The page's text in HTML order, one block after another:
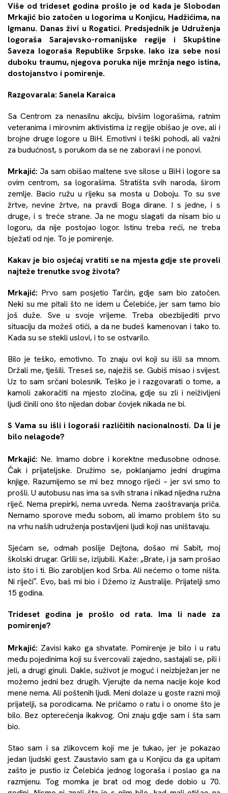
Više od trideset godina prošlo je od kada je Slobodan
Mrkajić bio zatočen u logorima u Konjicu, Hadžićima, na
Igmanu. Danas živi u Rogatici. Predsjednik je Udruženja
logoraša Sarajevsko-romanijske regije i Skupštine
Saveza logoraša Republike Srpske. Iako iza sebe nosi
duboku traumu, njegova poruka nije mržnja nego istina,
dostojanstvo i pomirenje.
Razgovarala: Sanela Karaica
Sa Centrom za nenasilnu akciju, bivšim logorašima, ratnim
veteranima i mirovnim aktivistima iz regije obišao je ove, ali i
brojne druge logore u BiH. Emotivni i teški pohodi, ali važni
za budućnost, s porukom da se ne zaboravi i ne ponovi.
Mrkajić:Ja sam obišao maltene sve silose u BiH i logore sa
ovim centrom, sa logorašima. Stratišta svih naroda, širom
zemlje. Bacio ružu u rijeku sa mosta u Doboju. To su sve
žrtve, nevine žrtve, na pravdi Boga dirane. I s jedne, i s
druge, i s treće strane. Ja ne mogu slagati da nisam bio u
logoru, da nije postojao logor. Istinu treba reći, ne treba
bježati od nje. To je pomirenje.
Kakav je bio osjećaj vratiti se na mjesta gdje ste proveli
najteže trenutke svog života?
Mrkajić: Prvo sam posjetio Tarčin, gdje sam bio zatočen.
Neki su me pitali što ne idem u Čelebiće, jer sam tamo bio
još duže. Sve u svoje vrijeme. Treba obezbijediti prvo
situaciju da možeš otići, a da ne budeš kamenovan i tako to.
Kada su se stekli uslovi, i to se ostvarilo.
Bilo je teško, emotivno. To znaju ovi koji su išli sa mnom.
Držali me, tješili. Treseš se, naježiš se. Gubiš misao i svijest.
Uz to sam srčani bolesnik. Teško je i razgovarati o tome, a
kamoli zakoračiti na mjesto zločina, gdje su zli i neiživljeni
ljudi činili ono što nijedan dobar čovjek nikada ne bi.
S Vama su išli i logoraši različitih nacionalnosti. Da li je
bilo nelagode?
Mrkajić: Ne. Imamo dobre i korektne međusobne odnose.
Čak i prijateljske. Družimo se, poklanjamo jedni drugima
knjige. Razumijemo se mi bez mnogo riječi – jer svi smo to
prošli. U autobusu nas ima sa svih strana i nikad nijedna ružna
riječ. Nema prepirki, nema uvreda. Nema zaoštravanja priča.
Nemamo sporove među sobom, ali imamo problem što su
na vrhu naših udruženja postavljeni ljudi koji nas uništavaju.
Sjećam se, odmah poslije Dejtona, došao mi Sabit, moj
školski drugar. Grlili se, izljubili. Kaže: „Brate, i ja sam prošao
isto što i ti. Bio zarobljen kod Srba. Ali nećemo o tome ništa.
Ni riječiˮ. Evo, baš mi bio i Džemo iz Australije. Prijatelji smo
15 godina.
Trideset godina je prošlo od rata. Ima li nade za
pomirenje?
Mrkajić: Zavisi kako ga shvatate. Pomirenje je bilo i u ratu
među pojedinima koji su švercovali zajedno, sastajali se, pili i
jeli, a drugi ginuli. Dakle, suživot je moguć i neizbježan jer ne
možemo jedni bez drugih. Vjerujte da nema nacije koje kod
mene nema. Ali poštenih ljudi. Meni dolaze u goste razni moji
prijatelji, sa porodicama. Ne pričamo o ratu i o onome što je
bilo. Bez opterećenja ikakvog. Oni znaju gdje sam i šta sam
bio.
Stao sam i sa zlikovcem koji me je tukao, jer je pokazao
jedan ljudski gest. Zaustavio sam ga u Konjicu da ga upitam
zašto je pustio iz Čelebića jednog logoraša i poslao ga na
razmjenu. Tog momka je brat od mog dede dobio u 70.